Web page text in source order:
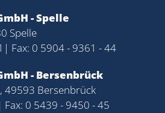
- Spelle
Spelle
| Fax: 0 5904 - 9361 - 44
- Bersenbrück
49593 Bersenbrück
| Fax: 0 5439 - 9450 - 45